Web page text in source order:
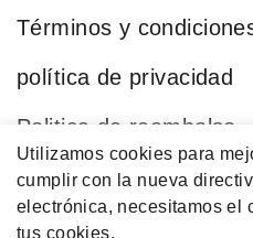
Utilizamos cookies para
cumplir con la nueva
electrónica, necesitamos el
tus cookies.
Términos y
política de privacidad
Politica de reembolso
Blog
Categorías Populares